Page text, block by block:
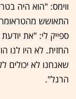
ווימס: "הוא היה
התאושש
ספייק לי: "את
החזית. לא היו לנו
שאנחנו לא יכולים
הרגל".